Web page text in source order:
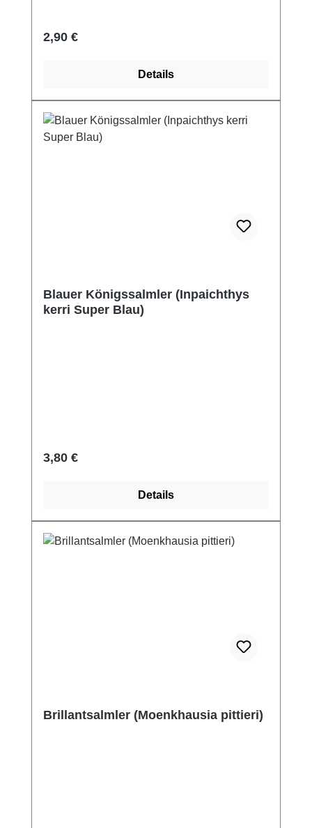
Regulärer Preis:
2,90 €
Details
Blauer Königssalmler (Inpaichthys
kerri Super Blau)
Regulärer Preis:
3,80 €
Details
Brillantsalmler (Moenkhausia pittieri)